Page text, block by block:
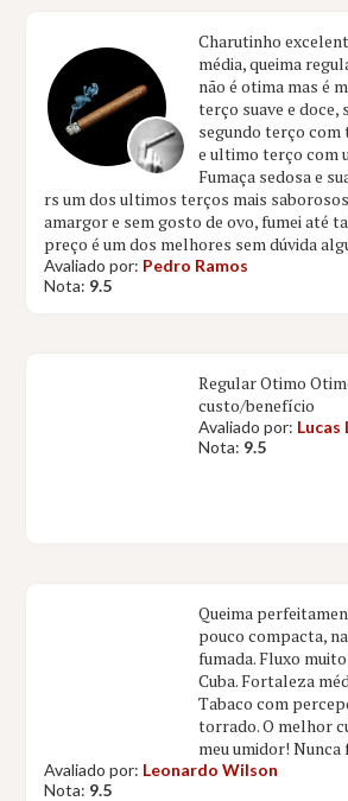
Charutinho
média, queima
não é otima mas é
terço suave e doce,
segundo terço com
e ultimo terço com
Fumaça sedosa e
rs um dos ultimos terços mais
amargor e sem gosto de ovo, fumei até
preço é um dos melhores sem dúvida
Avaliado por: Pedro Ramos
Nota: 9.5
Regular Otimo
custo/benefício
Avaliado por: Lucas
Nota: 9.5
Queima
pouco compacta,
fumada. Fluxo
Cuba. Fortaleza
Tabaco com
torrado. O melhor
meu umidor! Nunca
Avaliado por: Leonardo Wilson
Nota: 9.5